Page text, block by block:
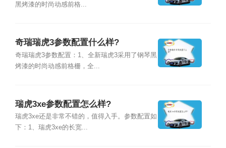
黑烤漆的时尚动感前格...
奇瑞瑞虎3参数配置什么样?
奇瑞瑞虎3参数配置：1、全新瑞虎3采用了钢琴黑
烤漆的时尚动感前格栅，全...
瑞虎3xe参数配置怎么样?
瑞虎3xe还是非常不错的，值得入手。参数配置如
下：1、瑞虎3xe的长宽...